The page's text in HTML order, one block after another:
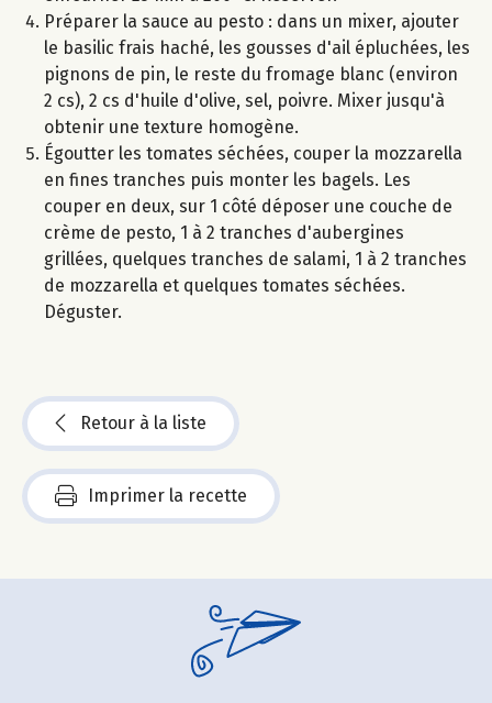
Préparer la sauce au pesto : dans un mixer, ajouter
le basilic frais haché, les gousses d'ail épluchées, les
pignons de pin, le reste du fromage blanc (environ
2 cs), 2 cs d'huile d'olive, sel, poivre. Mixer jusqu'à
obtenir une texture homogène.
Égoutter les tomates séchées, couper la mozzarella
en fines tranches puis monter les bagels. Les
couper en deux, sur 1 côté déposer une couche de
crème de pesto, 1 à 2 tranches d'aubergines
grillées, quelques tranches de salami, 1 à 2 tranches
de mozzarella et quelques tomates séchées.
Déguster.
Retour à la liste
Imprimer la recette